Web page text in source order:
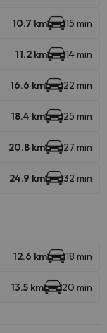
10.7 km 15 min
11.2 km 14 min
16.6 km 22 min
18.4 km 25 min
20.8 km 27 min
24.9 km 32 min
12.6 km 18 min
13.5 km 20 min